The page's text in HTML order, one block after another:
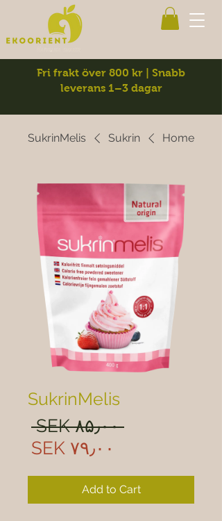
Fri frakt över 800 kr | Snabb
leverans 1–3 dagar
Home
Sukrin
SukrinMelis
SukrinMelis
‎SEK ۸۵٫۰۰
‎SEK ۷۹٫۰۰
Add to Cart